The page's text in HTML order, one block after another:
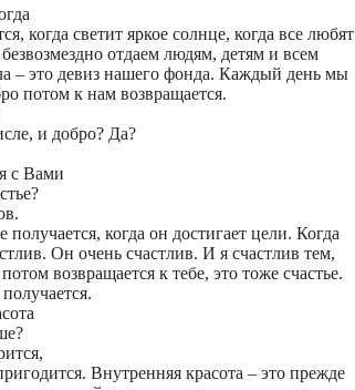
когда светит яркое солнце, когда все любят
отдаем людям, детям и всем
– это девиз нашего фонда. Каждый день мы
потом к нам возвращается.
и добро? Да?
с Вами
получается, когда он достигает цели. Когда
Он очень счастлив. И я счастлив тем,
возвращается к тебе, это тоже счастье.
Внутренняя красота – это прежде